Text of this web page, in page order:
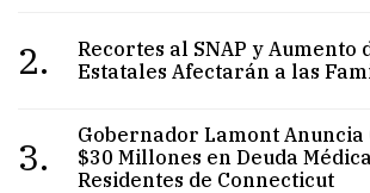
2.
Recortes al SNAP y Aumento
Estatales Afectarán a las
3.
Gobernador Lamont Anuncia
$30 Millones en Deuda
Residentes de Connecticut